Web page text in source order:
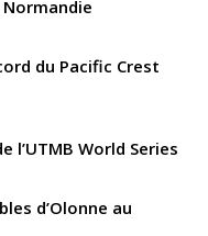
du Pacific Crest
l’UTMB World Series
d’Olonne au